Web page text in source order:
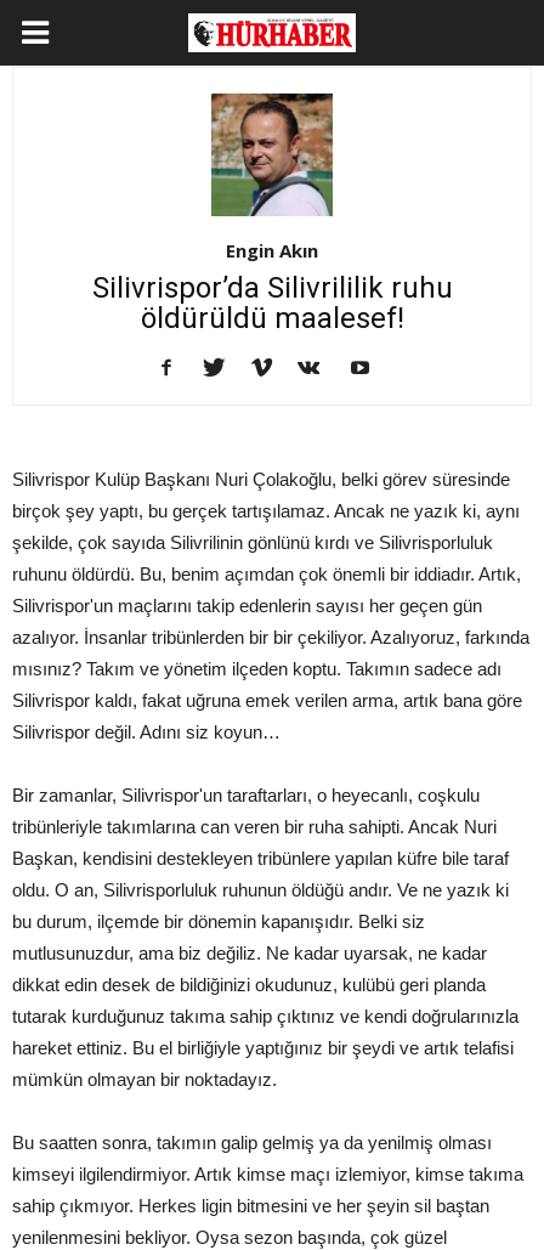
Engin Akın
Silivrispor’da Silivrililik ruhu
öldürüldü maalesef!
Silivrispor Kulüp Başkanı Nuri Çolakoğlu, belki görev süresinde
birçok şey yaptı, bu gerçek tartışılamaz. Ancak ne yazık ki, aynı
şekilde, çok sayıda Silivrilinin gönlünü kırdı ve Silivrisporluluk
ruhunu öldürdü. Bu, benim açımdan çok önemli bir iddiadır. Artık,
Silivrispor'un maçlarını takip edenlerin sayısı her geçen gün
azalıyor. İnsanlar tribünlerden bir bir çekiliyor. Azalıyoruz, farkında
mısınız? Takım ve yönetim ilçeden koptu. Takımın sadece adı
Silivrispor kaldı, fakat uğruna emek verilen arma, artık bana göre
Silivrispor değil. Adını siz koyun…
Bir zamanlar, Silivrispor'un taraftarları, o heyecanlı, coşkulu
tribünleriyle takımlarına can veren bir ruha sahipti. Ancak Nuri
Başkan, kendisini destekleyen tribünlere yapılan küfre bile taraf
oldu. O an, Silivrisporluluk ruhunun öldüğü andır. Ve ne yazık ki
bu durum, ilçemde bir dönemin kapanışıdır. Belki siz
mutlusunuzdur, ama biz değiliz. Ne kadar uyarsak, ne kadar
dikkat edin desek de bildiğinizi okudunuz, kulübü geri planda
tutarak kurduğunuz takıma sahip çıktınız ve kendi doğrularınızla
hareket ettiniz. Bu el birliğiyle yaptığınız bir şeydi ve artık telafisi
mümkün olmayan bir noktadayız.
Bu saatten sonra, takımın galip gelmiş ya da yenilmiş olması
kimseyi ilgilendirmiyor. Artık kimse maçı izlemiyor, kimse takıma
sahip çıkmıyor. Herkes ligin bitmesini ve her şeyin sil baştan
yenilenmesini bekliyor. Oysa sezon başında, çok güzel